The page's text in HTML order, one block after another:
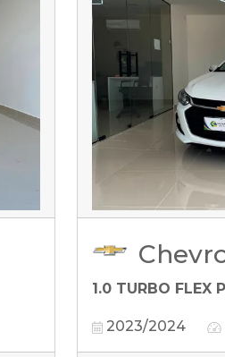
1.0 TURBO FLEX
2023/2024